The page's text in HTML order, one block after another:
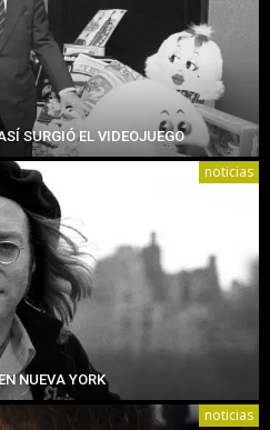
SURGIÓ EL VIDEOJUEGO
noticias
NUEVA YORK
noticias